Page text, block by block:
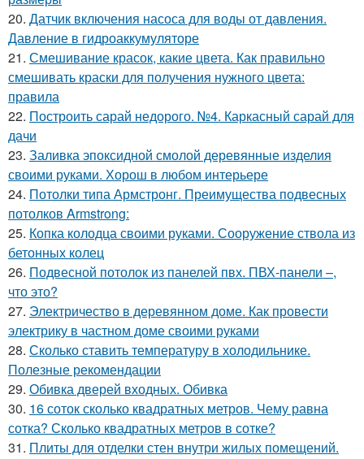
20. Датчик включения насоса для воды от давления.
Давление в гидроаккумуляторе
21. Смешивание красок, какие цвета. Как правильно
смешивать краски для получения нужного цвета:
правила
22. Построить сарай недорого. №4. Каркасный сарай для
дачи
23. Заливка эпоксидной смолой деревянные изделия
своими руками. Хорош в любом интерьере
24. Потолки типа Армстронг. Преимущества подвесных
потолков Armstrong:
25. Копка колодца своими руками. Сооружение ствола из
бетонных колец
26. Подвесной потолок из панелей пвх. ПВХ-панели –,
что это?
27. Электричество в деревянном доме. Как провести
электрику в частном доме своими руками
28. Сколько ставить температуру в холодильнике.
Полезные рекомендации
29. Обивка дверей входных. Обивка
30. 16 соток сколько квадратных метров. Чему равна
сотка? Сколько квадратных метров в сотке?
31. Плиты для отделки стен внутри жилых помещений.